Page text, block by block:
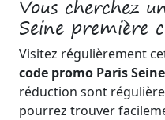
Vous cherchez
Seine première
Visitez régulièrement
code promo Paris
réduction sont
pourrez trouver